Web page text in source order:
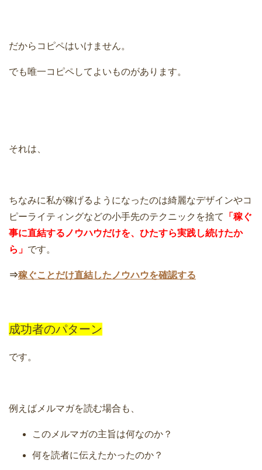
だからコピペはいけません。
でも唯一コピペしてよいものがあります。
それは、
ちなみに私が稼げるようになったのは綺麗なデザインやコ
ピーライティングなどの小手先のテクニックを捨て
「稼ぐ
事に直結するノウハウだけを、ひたすら実践し続けたか
ら」 です。
⇒稼ぐことだけ直結したノウハウを確認する
成功者のパターン
です。
例えばメルマガを読む場合も、
このメルマガの主旨は何なのか？
何を読者に伝えたかったのか？